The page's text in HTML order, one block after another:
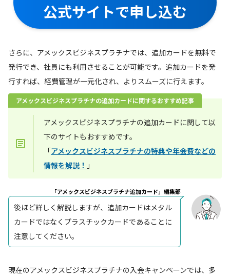
公式サイトで申し込む
さらに、アメックスビジネスプラチナでは、追加カードを無料で
発行でき、社員にも利用させることが可能です。追加カードを発
行すれば、経費管理が一元化され、よりスムーズに行えます。
アメックスビジネスプラチナの追加カードに関するおすすめ記事
アメックスビジネスプラチナの追加カードに関して以
下のサイトもおすすめです。
「アメックスビジネスプラチナの特典や年会費などの
情報を解説！ 」
「アメックスビジネスプラチナ追加カード」編集部
後ほど詳しく解説しますが、追加カードはメタル
カードではなくプラスチックカードであることに
注意してください。
現在のアメックスビジネスプラチナの入会キャンペーンでは、多